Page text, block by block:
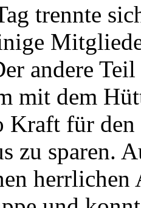
trennte
andere
mit dem
Kraft für
zu sparen.
herrlichen